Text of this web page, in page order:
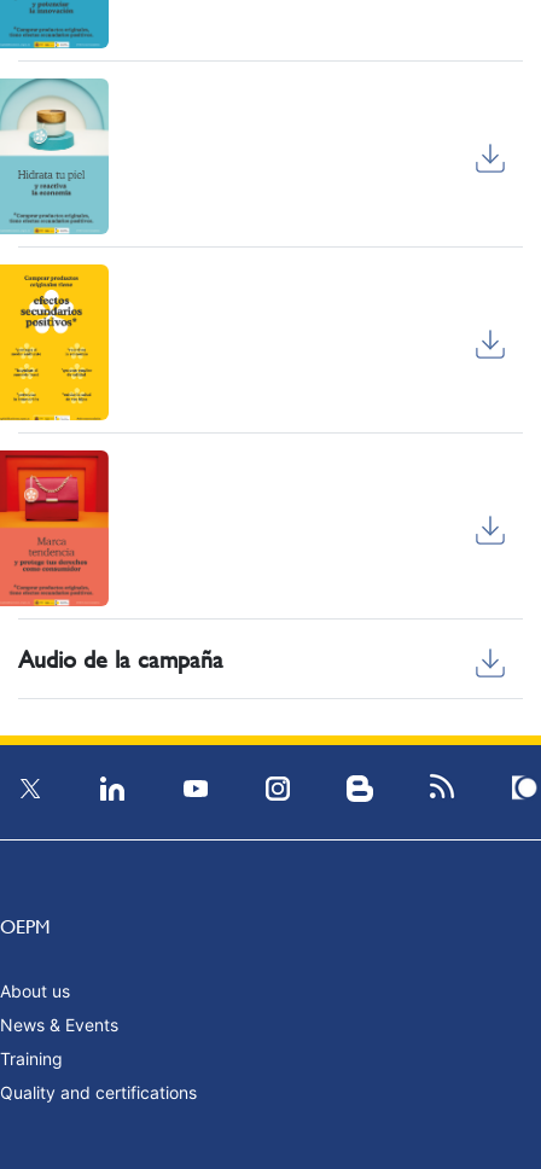
Audio de la campaña
OEPM
About us
News & Events
Training
Quality and certifications